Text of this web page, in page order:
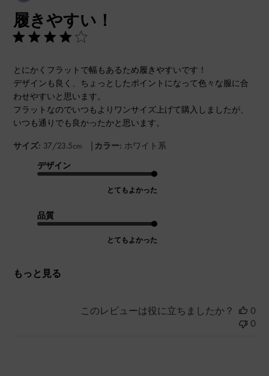
履きやすい！
とにかくフラットで幅もあるため履きやすいです！
デザインも良く、ちょっとしたポイントになって色々な服に合
わせやすいと思います。
フラットなのでいつもよりワンサイズ上げて購入しましたが、
いつも通りでも良かったかと思います。
サイズ: 37/23.5cm | カラー: ホワイト系
デザイン
とてもよかった
品質
とてもよかった
もっと見る
このレビューは役に立ちましたか？
0
0